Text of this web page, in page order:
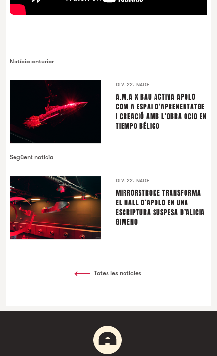
Notícia anterior
DIV. 22. MAIG
A.M.A X BAU ACTIVA APOLO
COM A ESPAI D’APRENENTATGE
I CREACIÓ AMB L’OBRA OCIO EN
TIEMPO BÉLICO
Següent notícia
DIV. 22. MAIG
MIRRORSTROKE TRANSFORMA
EL HALL D’APOLO EN UNA
ESCRIPTURA SUSPESA D’ALICIA
GIMENO
Totes les notícies